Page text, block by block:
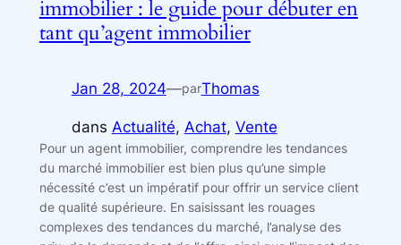
immobilier : le guide pour débuter en
tant qu’agent immobilier
Jan 28, 2024—parThomas
dans Actualité, Achat, Vente
Pour un agent immobilier, comprendre les tendances
du marché immobilier est bien plus qu’une simple
nécessité c’est un impératif pour offrir un service client
de qualité supérieure. En saisissant les rouages
complexes des tendances du marché, l’analyse des